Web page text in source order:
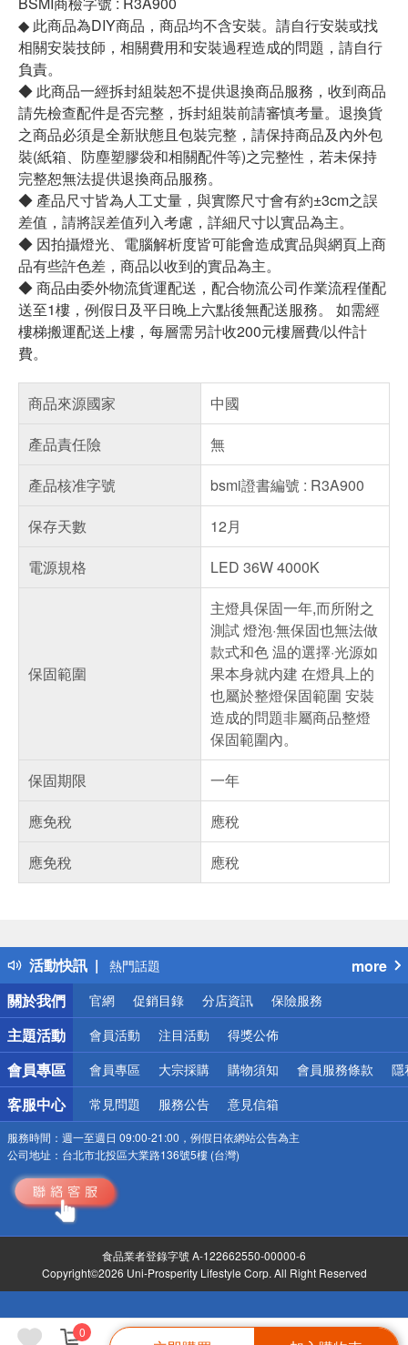
0
◆ 此商品為DIY商品，商品均不含安裝。請自行安裝或找
相關安裝技師，相關費用和安裝過程造成的問題，請自行
負責。
◆ 此商品一經拆封組裝恕不提供退換商品服務，收到商品
請先檢查配件是否完整，拆封組裝前請審慎考量。退換貨
之商品必須是全新狀態且包裝完整，請保持商品及內外包
裝(紙箱、防塵塑膠袋和相關配件等)之完整性，若未保持
完整恕無法提供退換商品服務。
◆ 產品尺寸皆為人工丈量，與實際尺寸會有約±3cm之誤
差值，請將誤差值列入考慮，詳細尺寸以實品為主。
◆ 因拍攝燈光、電腦解析度皆可能會造成實品與網頁上商
品有些許色差，商品以收到的實品為主。
◆ 商品由委外物流貨運配送，配合物流公司作業流程僅配
送至1樓，例假日及平日晚上六點後無配送服務。 如需經
樓梯搬運配送上樓，每層需另計收200元樓層費/以件計
費。
商品來源國家
中國
產品責任險
無
產品核准字號
bsmi證書編號 : R3A900
保存天數
12月
電源規格
LED 36W 4000K
保固範圍
主燈具保固一年,而所附之
測試 燈泡·無保固也無法做
款式和色 温的選擇·光源如
果本身就内建 在燈具上的
也屬於整燈保固範圍 安裝
造成的問題非屬商品整燈
保固範圍內。
保固期限
一年
應免稅
應稅
應免稅
應稅
活動快訊
得獎公告
熱門話題
銀行優惠
偏遠地區配送
詐騙網頁！請小心！
more
關於我們
官網 促銷目錄 分店資訊 保險服務
主題活動 會員活動 注目活動 得獎公佈
會員專區 會員專區 大宗採購 購物須知 會員服務條款 隱
客服中心 常見問題 服務公告 意見信箱
服務時間： 週一至週日 09:00-21:00，例假日依網站公告為主
公司地址： 台北市北投區大業路136號5樓 (台灣)
食品業者登錄字號 A-122662550-00000-6
Copyright©2026 Uni-Prosperity Lifestyle Corp. All Right Reserved